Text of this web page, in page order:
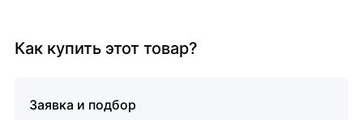
Как купить этот товар?
Заявка и подбор